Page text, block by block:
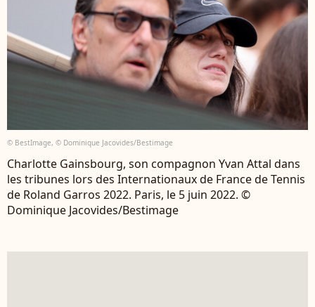
© BestImage, © Dominique Jacovides/Bestimage
Charlotte Gainsbourg, son compagnon Yvan Attal dans
les tribunes lors des Internationaux de France de Tennis
de Roland Garros 2022. Paris, le 5 juin 2022. ©
Dominique Jacovides/Bestimage